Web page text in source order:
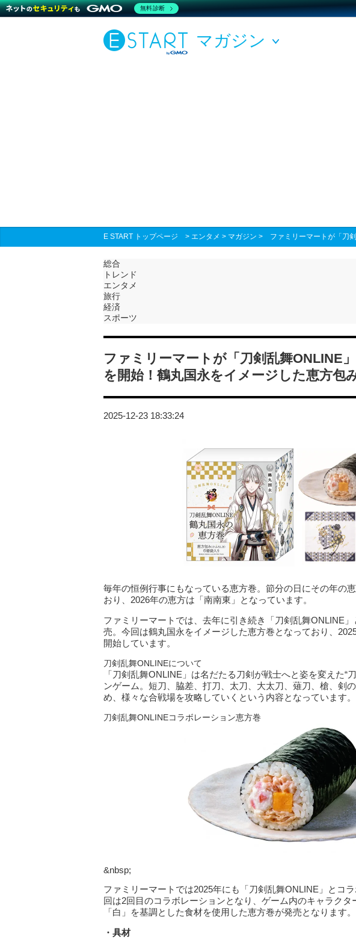
マガジン
E START トップページ > エンタメ > マガジン > ファミリーマートが「刀
総合
トレンド
エンタメ
旅行
経済
スポーツ
ファミリーマートが「刀剣乱舞ONLINE
を開始！鶴丸国永をイメージした恵方包
2025-12-23 18:33:24
毎年の恒例行事にもなっている恵方巻。節分の日にその年の
おり、2026年の恵方は「南南東」となっています。
ファミリーマートでは、去年に引き続き「刀剣乱舞ONLINE
売。今回は鶴丸国永をイメージした恵方巻となっており、
開始しています。
刀剣乱舞ONLINEについて
「刀剣乱舞ONLINE」は名だたる刀剣が戦士へと姿を変えた“
ンゲーム。短刀、脇差、打刀、太刀、大太刀、薙刀、槍、剣
め、様々な合戦場を攻略していくという内容となっています。
刀剣乱舞ONLINEコラボレーション恵方巻
&nbsp;
ファミリーマートでは2025年にも「刀剣乱舞ONLINE」とコ
回は2回目のコラボレーションとなり、ゲーム内のキャラク
「白」を基調とした食材を使用した恵方巻が発売となります。
・具材
無料診断